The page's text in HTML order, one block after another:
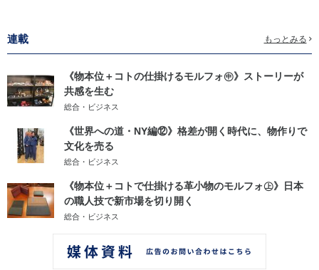
連載 もっとみる
《物本位＋コトの仕掛けるモルフォ㊥》ストーリーが
共感を生む
総合・ビジネス
《世界への道・NY編⑫》格差が開く時代に、物作りで
文化を売る
総合・ビジネス
《物本位＋コトで仕掛ける革小物のモルフォ㊤》日本
の職人技で新市場を切り開く
総合・ビジネス